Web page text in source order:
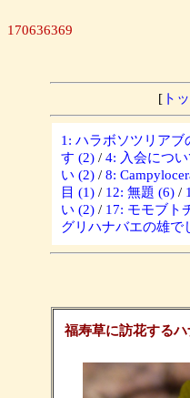
170636369
[ト
1: ハラボソツリア
す (2) / 4: 入会につ
い (2) / 8:
目 (1) / 12: 無題 (6) /
い (2) / 17: モモブト
グリハナバエの雄で
福寿草に訪花する